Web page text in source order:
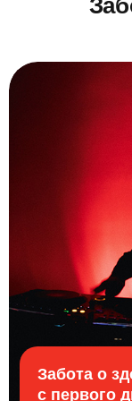
Забота о
с первого